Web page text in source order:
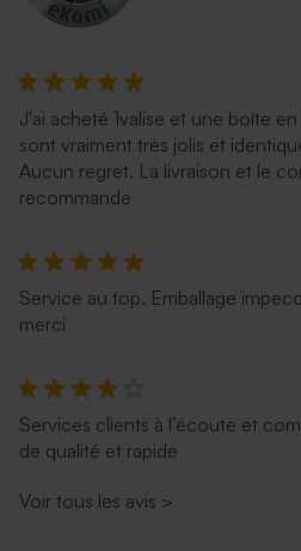
J'ai acheté 1valise et une boîte
sont vraiment très jolis et
Aucun regret. La livraison et le
recommande
Service au top. Emballage
merci
Services clients à l’écoute et
de qualité et rapide
Voir tous les avis >